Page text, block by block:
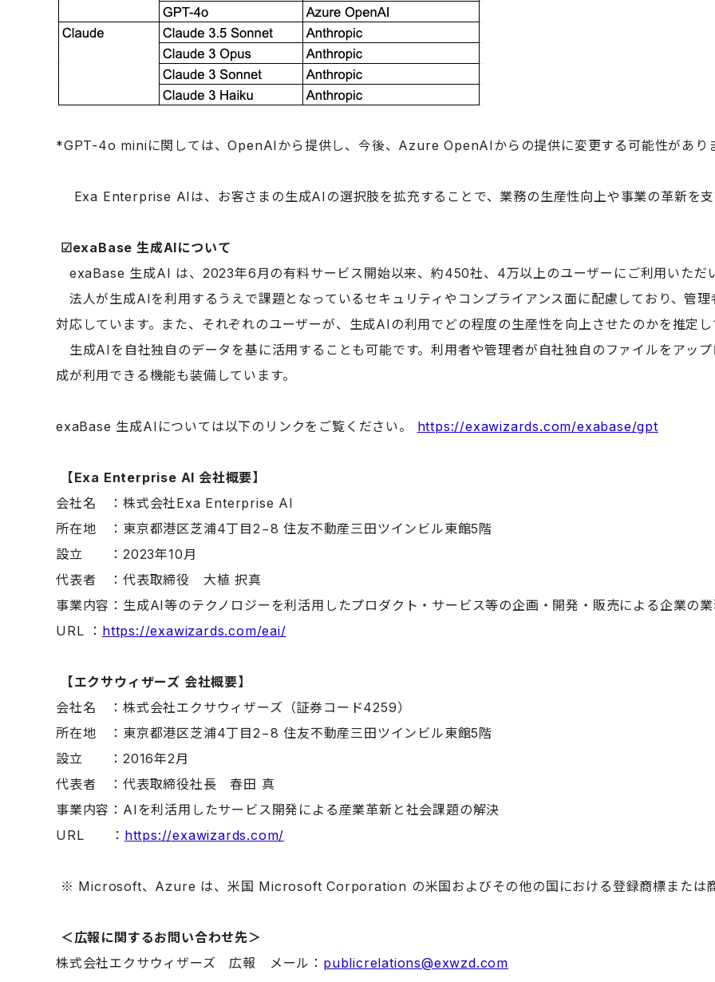
*GPT-4o miniに関しては、OpenAIから提供し、今後、Azure OpenAIからの提供に変更する可能性があり
Exa Enterprise AIは、お客さまの生成AIの選択肢を拡充することで、業務の生産性向上や事業の革新を支
☑︎exaBase生成AIについて
exaBase 生成AI は、2023年6月の有料サービス開始以来、 約450社、 4万以上のユーザーにご利用いただ
法人が生成AIを利用するうえで課題となっているセキュリティやコンプライアンス面に配慮しており、管
対応しています。また、それぞれのユーザーが、生成AIの利用でどの程度の生産性を向上させたのかを推定し
生成AIを自社独自のデータを基に活用することも可能です。利用者や管理者が自社独自のファイルをアッ
成が利用できる機能も装備しています。
exaBase 生成AIについては以下のリンクをご覧ください。 https://exawizards.com/exabase/gpt
【 Exa Enterprise AI 会社概要】
会社名 ：株式会社Exa Enterprise AI
所在地 ：東京都港区芝浦4丁目2−8 住友不動産三田ツインビル東館5階
設立 ：2023年10月
代表者 ：代表取締役 大植 択真
事業内容：生成AI等のテクノロジーを利活用したプロダクト・サービス等の企画・開発・販売による企業の
URL ： https://exawizards.com/eai/
【エクサウィザーズ 会社概要】
会社名 ：株式会社エクサウィザーズ（証券コード4259）
所在地 ：東京都港区芝浦4丁目2−8 住友不動産三田ツインビル東館5階
設立 ：2016年2月
代表者 ：代表取締役社長 春田 真
事業内容：AIを利活用したサービス開発による産業革新と社会課題の解決
URL ： https://exawizards.com/
※ Microsoft、Azure は、米国 Microsoft Corporation の米国およびその他の国における登録商標または商
＜広報に関するお問い合わせ先＞
株式会社エクサウィザーズ 広報 メール： publicrelations@exwzd.com